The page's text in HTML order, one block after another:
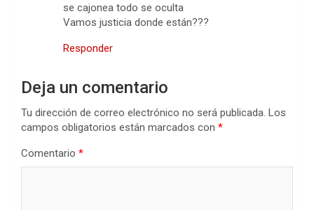
se cajonea todo se oculta
Vamos justicia donde están???
Responder
Deja un comentario
Tu dirección de correo electrónico no será publicada. Los
campos obligatorios están marcados con *
Comentario *